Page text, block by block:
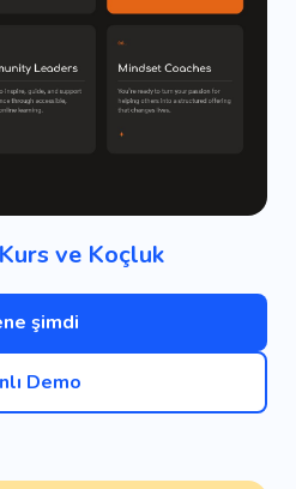
ve Koçluk
şimdi
Demo